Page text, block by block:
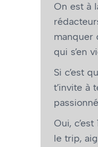
On est à
manquer
qui s’en
Si c’est
t’invite à
Oui,
le trip,